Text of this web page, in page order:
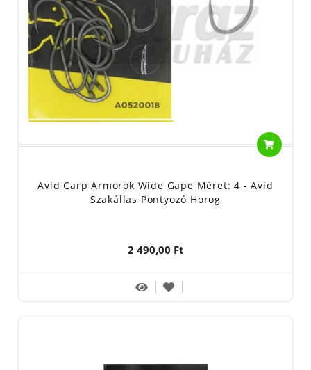
Avid Carp Armorok Wide Gape Méret: 4 - Avid
Szakállas Pontyozó Horog
2 490,00 Ft